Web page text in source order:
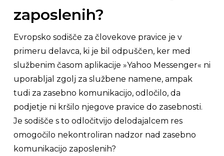
zaposlenih?
Evropsko sodišče za človekove pravice je v
primeru delavca, ki je bil odpuščen, ker med
službenim časom aplikacije »Yahoo Messenger« ni
uporabljal zgolj za službene namene, ampak
tudi za zasebno komunikacijo, odločilo, da
podjetje ni kršilo njegove pravice do zasebnosti.
Je sodišče s to odločitvijo delodajalcem res
omogočilo nekontroliran nadzor nad zasebno
komunikacijo zaposlenih?